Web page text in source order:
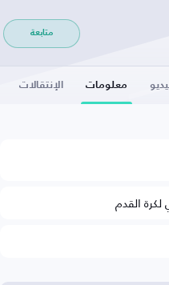
متابعة
معلومات الإنتقالات
لكرة القدم